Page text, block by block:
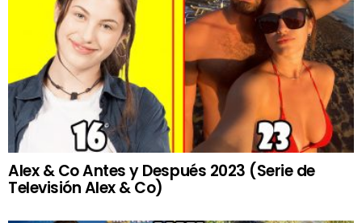
Alex & Co Antes y Después 2023 (Serie de
Televisión Alex & Co)